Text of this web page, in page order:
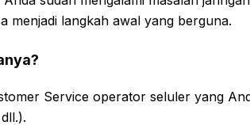
menjadi langkah awal yang berguna.
Service operator seluler yang